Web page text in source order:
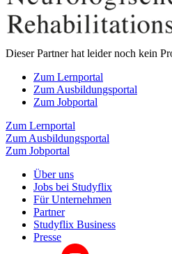
Dieser Partner hat leider noch kein
Zum Lernportal
Zum Ausbildungsportal
Zum Jobportal
Zum Lernportal
Zum Ausbildungsportal
Zum Jobportal
Über uns
Jobs bei Studyflix
Für Unternehmen
Partner
Studyflix Business
Presse